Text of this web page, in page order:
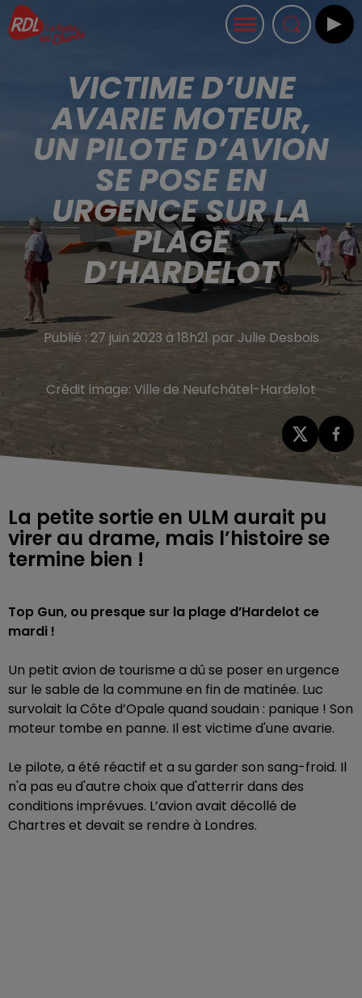
VICTIME D’UNE
AVARIE MOTEUR,
UN PILOTE D’AVION
SE POSE EN
URGENCE SUR LA
PLAGE
D’HARDELOT
Publié : 27 juin 2023 à 18h21 par Julie Desbois
Crédit image: Ville de Neufchâtel-Hardelot
La petite sortie en ULM aurait pu
virer au drame, mais l’histoire se
termine bien !
Top Gun, ou presque sur la plage d’Hardelot ce
mardi !
Un petit avion de tourisme a dû se poser en urgence
sur le sable de la commune en fin de matinée. Luc
survolait la Côte d’Opale quand soudain : panique ! Son
moteur tombe en panne. Il est victime d'une avarie.
Le pilote, a été réactif et a su garder son sang-froid. Il
n'a pas eu d'autre choix que d'atterrir dans des
conditions imprévues. L’avion avait décollé de
Chartres et devait se rendre à Londres.